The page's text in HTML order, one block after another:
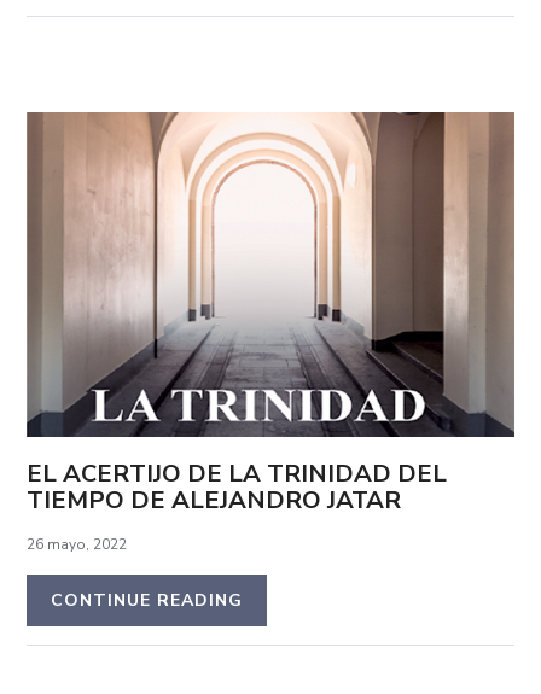
EL ACERTIJO DE LA TRINIDAD DEL
TIEMPO DE ALEJANDRO JATAR
26 mayo, 2022
CONTINUE READING